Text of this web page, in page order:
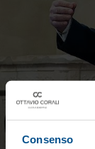
Consenso